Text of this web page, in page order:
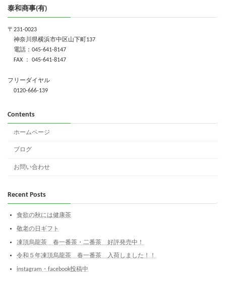
泰和商事(有)
〒231-0023
神奈川県横浜市中区山下町137
電話：045-641-8147
FAX ： 045-641-8147
フリーダイヤル
0120-666-139
Contents
ホームページ
ブログ
お問い合わせ
Recent Posts
食欲の秋には健康茶
敬老の日ギフト
凍頂烏龍茶 春一番茶・二番茶 好評発売中！
令和５年凍頂烏龍茶 春一番茶 入荷しました！！
instagram・facebook投稿中